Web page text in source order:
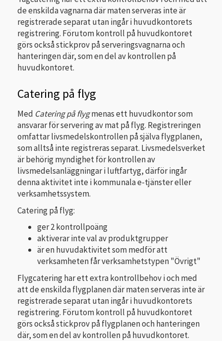
de enskilda vagnarna där maten serveras inte är
registrerade separat utan ingår i huvudkontorets
registrering. Förutom kontroll på huvudkontoret
görs också stickprov på serveringsvagnarna och
hanteringen där, som en del av kontrollen på
huvudkontoret.
Catering på flyg
Med Catering på flygmenas ett huvudkontor som
ansvarar för servering av mat på flyg. Registreringen
omfattar livsmedelskontrollen på själva flygplanen,
som alltså inte registreras separat. Livsmedelsverket
är behörig myndighet för kontrollen av
livsmedelsanläggningar i luftfartyg, därför ingår
denna aktivitet inte i kommunala e-tjänster eller
verksamhetssystem.
Catering på flyg:
ger 2 kontrollpoäng
aktiverar inte val av produktgrupper
är en huvudaktivitet som medför att
verksamheten får verksamhetstypen "Övrigt"
Flygcatering har ett extra kontrollbehov i och med
att de enskilda flygplanen där maten serveras inte är
registrerade separat utan ingår i huvudkontorets
registrering. Förutom kontroll på huvudkontoret
görs också stickprov på flygplanen och hanteringen
där, som en del av kontrollen på huvudkontoret.